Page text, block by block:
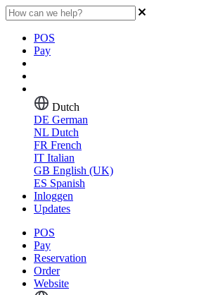
POS
Pay
Dutch
DE German
NL Dutch
FR French
IT Italian
GB English (UK)
ES Spanish
Inloggen
Updates
POS
Pay
Reservation
Order
Website